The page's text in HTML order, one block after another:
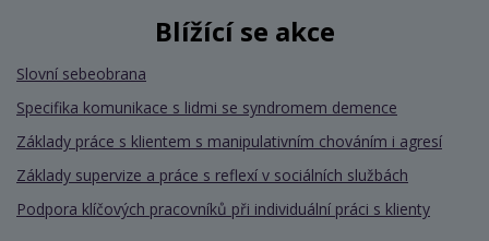
Blížící se akce
Slovní sebeobrana
Specifika komunikace s lidmi se syndromem demence
Základy práce s klientem s manipulativním chováním i agresí
Základy supervize a práce s reflexí v sociálních službách
Podpora klíčových pracovníků při individuální práci s klienty